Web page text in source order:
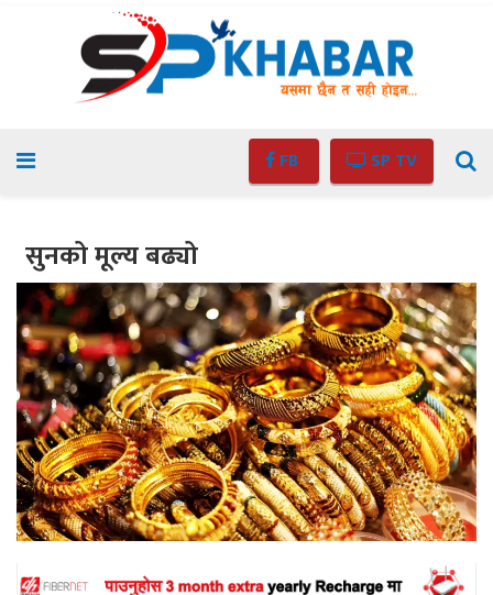
FB SP TV
सुनको मूल्य बढ्यो